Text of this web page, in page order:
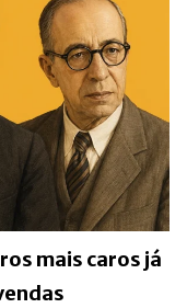
mais caros já